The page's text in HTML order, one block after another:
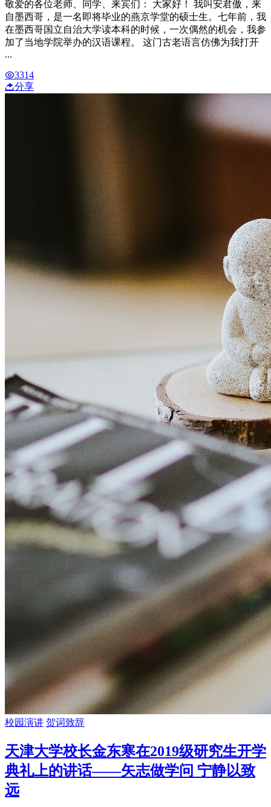
敬爱的各位老师、同学、来宾们： 大家好！ 我叫安君傲，来
自墨西哥，是一名即将毕业的燕京学堂的硕士生。七年前，我
在墨西哥国立自治大学读本科的时候，一次偶然的机会，我参
加了当地学院举办的汉语课程。 这门古老语言仿佛为我打开
...
3314
分享
校园演讲 贺词致辞
天津大学校长金东寒在2019级研究生开学
典礼上的讲话——矢志做学问 宁静以致
远